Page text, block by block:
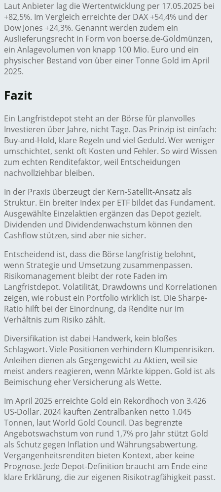
Laut Anbieter lag die Wertentwicklung per 17.05.2025 bei
+82,5%. Im Vergleich erreichte der DAX +54,4% und der
Dow Jones +24,3%. Genannt werden zudem ein
Auslieferungsrecht in Form von boerse.de-Goldmünzen,
ein Anlagevolumen von knapp 100 Mio. Euro und ein
physischer Bestand von über einer Tonne Gold im April
2025.
Fazit
Ein Langfristdepot steht an der Börse für planvolles
Investieren über Jahre, nicht Tage. Das Prinzip ist einfach:
Buy-and-Hold, klare Regeln und viel Geduld. Wer weniger
umschichtet, senkt oft Kosten und Fehler. So wird Wissen
zum echten Renditefaktor, weil Entscheidungen
nachvollziehbar bleiben.
In der Praxis überzeugt der Kern-Satellit-Ansatz als
Struktur. Ein breiter Index per ETF bildet das Fundament.
Ausgewählte Einzelaktien ergänzen das Depot gezielt.
Dividenden und Dividendenwachstum können den
Cashflow stützen, sind aber nie sicher.
Entscheidend ist, dass die Börse langfristig belohnt,
wenn Strategie und Umsetzung zusammenpassen.
Risikomanagement bleibt der rote Faden im
Langfristdepot. Volatilität, Drawdowns und Korrelationen
zeigen, wie robust ein Portfolio wirklich ist. Die Sharpe-
Ratio hilft bei der Einordnung, da Rendite nur im
Verhältnis zum Risiko zählt.
Diversifikation ist dabei Handwerk, kein bloßes
Schlagwort. Viele Positionen verhindern Klumpenrisiken.
Anleihen dienen als Gegengewicht zu Aktien, weil sie
meist anders reagieren, wenn Märkte kippen. Gold ist als
Beimischung eher Versicherung als Wette.
Im April 2025 erreichte Gold ein Rekordhoch von 3.426
US-Dollar. 2024 kauften Zentralbanken netto 1.045
Tonnen, laut World Gold Council. Das begrenzte
Angebotswachstum von rund 1,7% pro Jahr stützt Gold
als Schutz gegen Inflation und Währungsabwertung.
Vergangenheitsrenditen bieten Kontext, aber keine
Prognose. Jede Depot-Definition braucht am Ende eine
klare Erklärung, die zur eigenen Risikotragfähigkeit passt.